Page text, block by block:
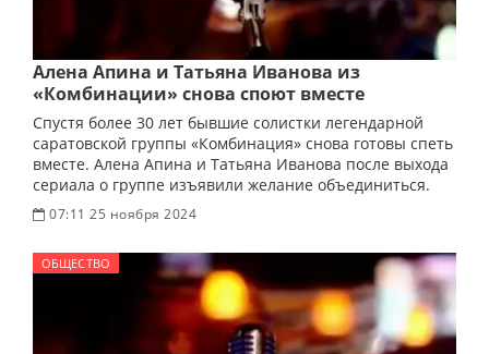
Алена Апина и Татьяна Иванова из
«Комбинации» снова споют вместе
Спустя более 30 лет бывшие солистки легендарной
саратовской группы «Комбинация» снова готовы спеть
вместе. Алена Апина и Татьяна Иванова после выхода
сериала о группе изъявили желание объединиться.
07:11 25 ноября 2024
ОБЩЕСТВО